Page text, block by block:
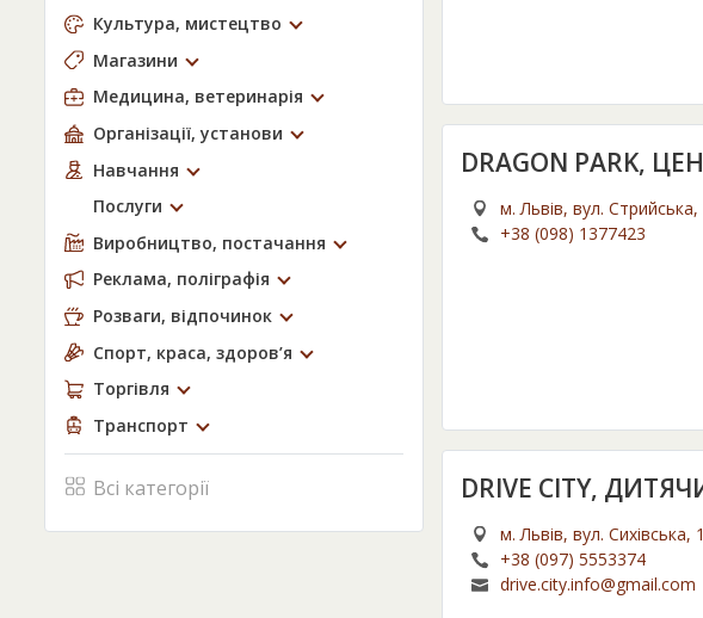
Культура, мистецтво
Магазини
Медицина, ветеринарія
Організації, установи
Навчання
Послуги
Виробництво, постачання
Реклама, поліграфія
Розваги, відпочинок
Спорт, краса, здоров’я
Торгівля
Транспорт
Всі категорії
DRAGON PARK,
м. Львів, вул. Стрийська,
+38 (098) 1377423
DRIVE CITY,
м. Львів, вул. Сихівська,
+38 (097) 5553374
drive.city.info@gmail.com